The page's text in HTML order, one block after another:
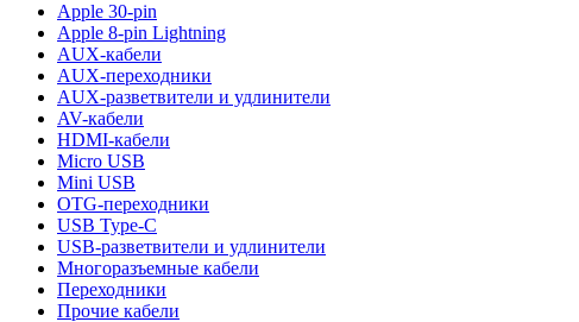
Apple 30-pin
Apple 8-pin Lightning
AUX-кабели
AUX-переходники
AUX-разветвители и удлинители
AV-кабели
HDMI-кабели
Micro USB
Mini USB
OTG-переходники
USB Type-C
USB-разветвители и удлинители
Многоразъемные кабели
Переходники
Прочие кабели